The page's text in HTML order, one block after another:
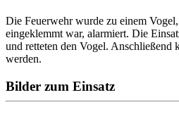
Die Feuerwehr wurde zu einem
eingeklemmt war, alarmiert. Die
und retteten den Vogel. Anschließend
werden.
Bilder zum Einsatz